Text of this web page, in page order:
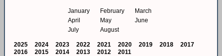
January February
March
April
May
June
July
August
2025 2024 2023 2022 2021 2020 2019 2018
2017
2016
2015 2014 2013 2012 2011